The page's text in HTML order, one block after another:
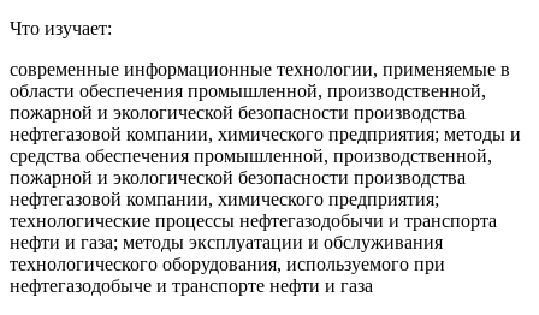
Что изучает:
современные информационные технологии, применяемые в
области обеспечения промышленной, производственной,
пожарной и экологической безопасности производства
нефтегазовой компании, химического предприятия; методы и
средства обеспечения промышленной, производственной,
пожарной и экологической безопасности производства
нефтегазовой компании, химического предприятия;
технологические процессы нефтегазодобычи и транспорта
нефти и газа; методы эксплуатации и обслуживания
технологического оборудования, используемого при
нефтегазодобыче и транспорте нефти и газа